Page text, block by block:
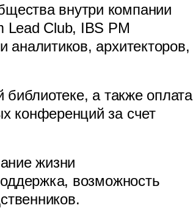
внутри компании
Club, IBS PM
архитекторов,
а также оплата
конференций за счет
жизни
возможность